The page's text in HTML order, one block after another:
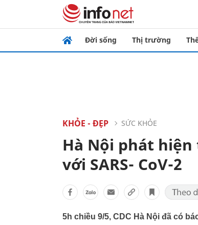
Đời sống Thị trường
KHỎE - ĐẸP SỨC KHỎE
Hà Nội phát
với SARS- CoV-2
5h chiều 9/5, CDC Hà Nội đã có